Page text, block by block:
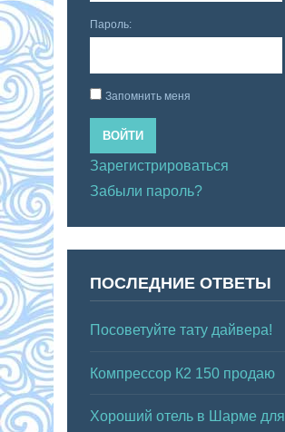
Пароль:
Запомнить меня
ВОЙТИ
Зарегистрироваться
Забыли пароль?
ПОСЛЕДНИЕ ОТВЕТЫ
Посоветуйте тату дайвера!
Компрессор К2 150 продаю
Хороший отель в Шарме для